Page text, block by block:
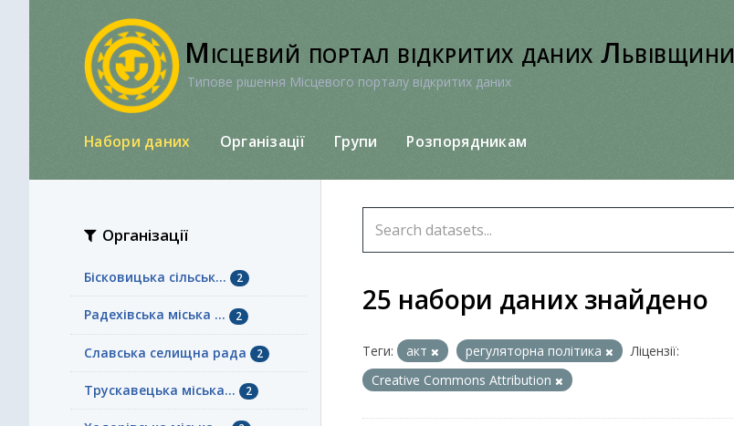
Місцевий портал відкритих даних Львівщини
Типове рішення Місцевого порталу відкритих даних
Набори даних Організації Групи Розпорядникам
Організації
Бісковицька сільськ... 2
Радехівська міська ... 2
Славська селищна рада 2
Трускавецька міська... 2
25 набори даних знайдено
Теги: акт регуляторна політика
Ліцензії:
Creative Commons Attribution